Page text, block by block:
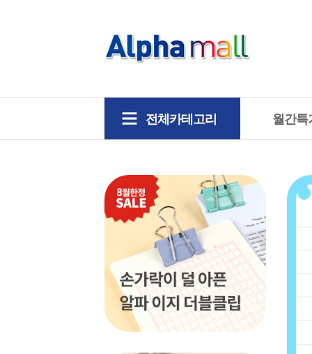
전체카테고리 월간특